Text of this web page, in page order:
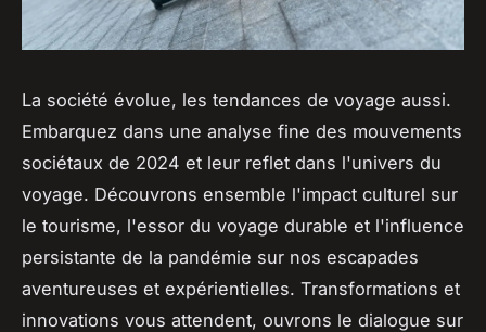
La société évolue, les tendances de voyage aussi.
Embarquez dans une analyse fine des mouvements
sociétaux de 2024 et leur reflet dans l'univers du
voyage. Découvrons ensemble l'impact culturel sur
le tourisme, l'essor du voyage durable et l'influence
persistante de la pandémie sur nos escapades
aventureuses et expérientielles. Transformations et
innovations vous attendent, ouvrons le dialogue sur